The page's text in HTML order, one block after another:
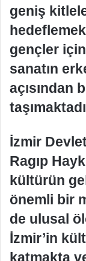
geniş
gençler
sanatın
açısından
İzmir
Ragıp
kültürün
önemli bir
de ulusal
İzmir’in
katmakta